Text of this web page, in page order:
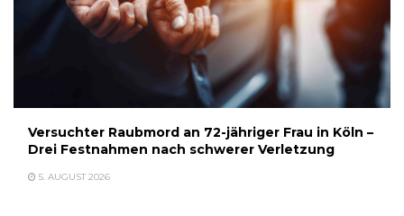
Versuchter Raubmord an 72-jähriger Frau in Köln –
Drei Festnahmen nach schwerer Verletzung
5. AUGUST 2026